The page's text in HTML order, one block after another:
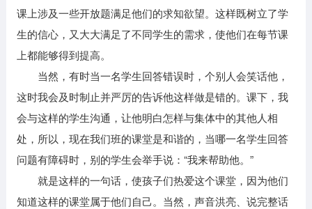
课上涉及一些开放题满足他们的求知欲望。这样既树立了学
生的信心，又大大满足了不同学生的需求，使他们在每节课
上都能够得到提高。
当然，有时当一名学生回答错误时，个别人会笑话他，
这时我会及时制止并严厉的告诉他这样做是错的。课下，我
会与这样的学生沟通，让他明白怎样与集体中的其他人相
处，所以，现在我们班的课堂是和谐的，当哪一名学生回答
问题有障碍时，别的学生会举手说：“我来帮助他。”
就是这样的一句话，使孩子们热爱这个课堂，因为他们
知道这样的课堂属于他们自己。当然，声音洪亮、说完整话